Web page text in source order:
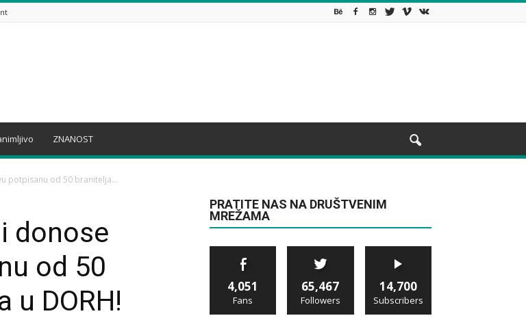
ZNANOST
potpisanu od 50 branitelja...
donose
od 50
u DORH!
PRATITE NAS NA DRUŠTVENIM
MREŽAMA
4,051
Fans
65,467
Followers
14,700
Subscribers